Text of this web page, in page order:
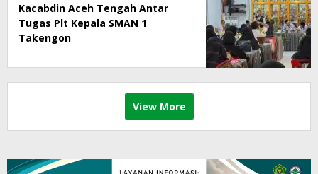
Kacabdin Aceh Tengah Antar
Tugas Plt Kepala SMAN 1
Takengon
View More